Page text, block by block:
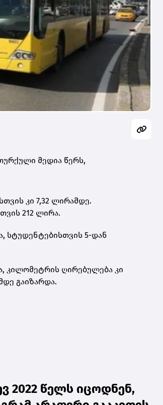
მედია წერს,
კი 7,32 ლირამდე.
212 ლირა.
სტუდენტებისთვის 5-დან
კილომეტრის ღირებულება კი
გაიზარდა.
2022 წელს იცოდნენ,